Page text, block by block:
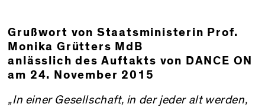
Grußwort von Staatsministerin Prof.
Monika Grütters MdB
anlässlich des Auftakts von DANCE ON
am 24. November 2015
„In einer Gesellschaft, in der jeder alt werden,